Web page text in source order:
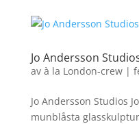
Jo Andersson
av à la London-crew|
Jo Andersson Studios
munblåsta